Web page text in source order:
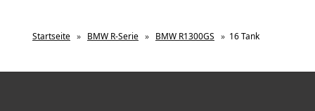
Startseite » BMW R-Serie » BMW R1300GS » 16 Tank